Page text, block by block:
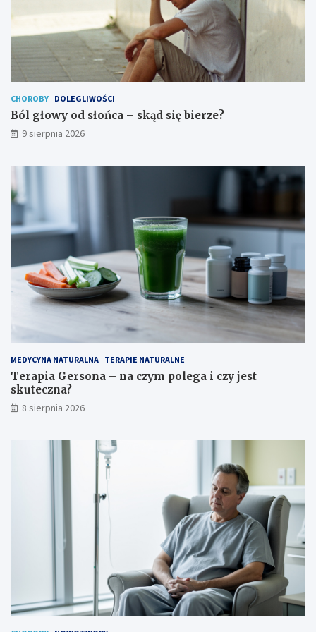
d
r
o
s
ł
e
g
o
CHOROBY DOLEGLIWOŚCI
Ból głowy od słońca – skąd się bierze?
9 sierpnia 2026
MEDYCYNA NATURALNA TERAPIE NATURALNE
Terapia Gersona – na czym polega i czy jest
skuteczna?
8 sierpnia 2026